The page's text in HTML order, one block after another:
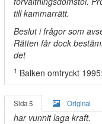
till kammarrätt.
Beslut i frågor som
Rätten får dock
det
1 Balken omtryckt
Sida 5 Original
har vunnit laga kraft.